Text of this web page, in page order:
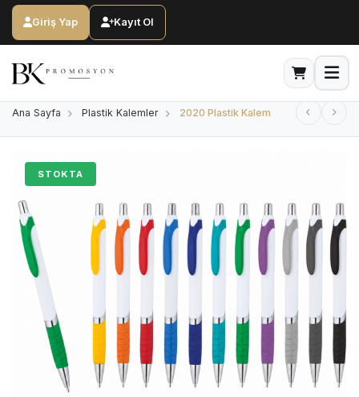
Giriş Yap Kayıt Ol
Ana Sayfa Plastik Kalemler 2020 Plastik Kalem
STOKTA